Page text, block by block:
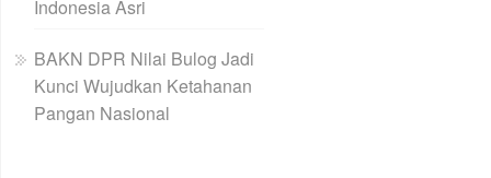
Indonesia Asri
BAKN DPR Nilai Bulog Jadi
Kunci Wujudkan Ketahanan
Pangan Nasional